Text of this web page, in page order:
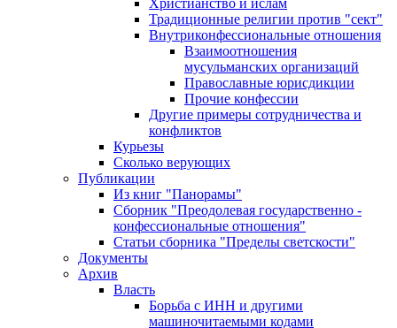
Христианство и ислам
Традиционные религии против "сект"
Внутриконфессиональные отношения
Взаимоотношения
мусульманских организаций
Православные юрисдикции
Прочие конфессии
Другие примеры сотрудничества и
конфликтов
Курьезы
Сколько верующих
Публикации
Из книг "Панорамы"
Сборник "Преодолевая государственно -
конфессиональные отношения"
Статьи сборника "Пределы светскости"
Документы
Архив
Власть
Борьба с ИНН и другими
машиночитаемыми кодами